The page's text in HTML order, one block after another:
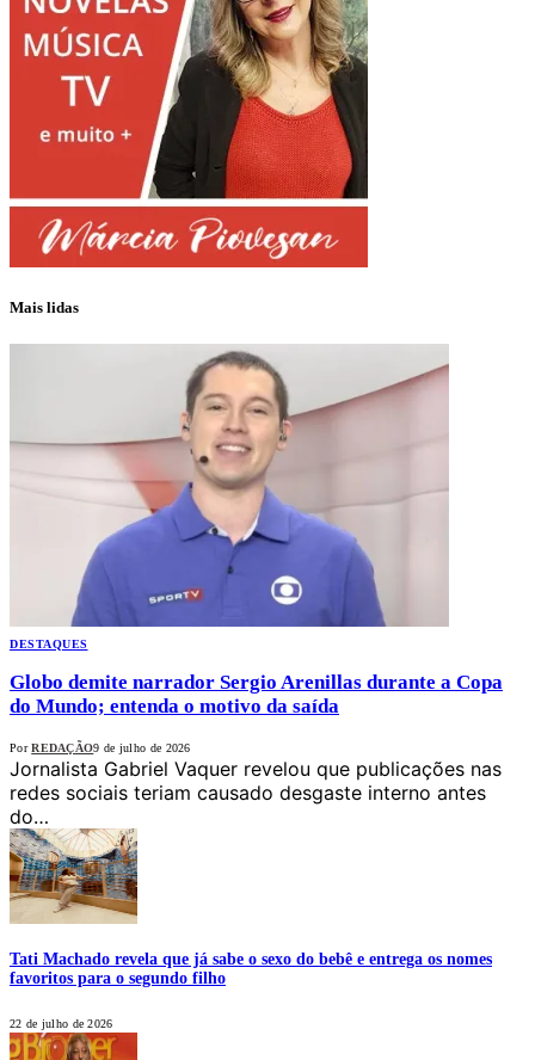
Mais lidas
DESTAQUES
Globo demite narrador Sergio Arenillas durante a Copa
do Mundo; entenda o motivo da saída
Por REDAÇÃO9 de julho de 2026
Jornalista Gabriel Vaquer revelou que publicações nas
redes sociais teriam causado desgaste interno antes
do…
Tati Machado revela que já sabe o sexo do bebê e entrega os nomes
favoritos para o segundo filho
22 de julho de 2026